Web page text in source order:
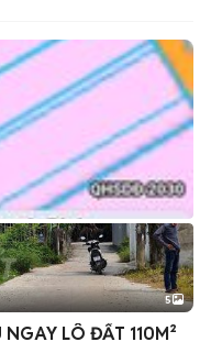
5
LÔ ĐẤT 110M²